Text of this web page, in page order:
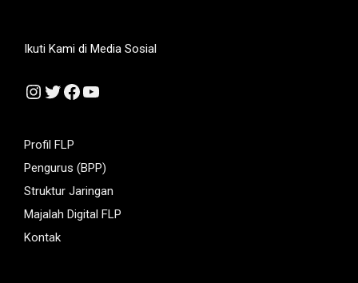
Ikuti Kami di Media Sosial
Instagram
Twitter
Facebook
YouTube
Profil FLP
Pengurus (BPP)
Struktur Jaringan
Majalah Digital FLP
Kontak